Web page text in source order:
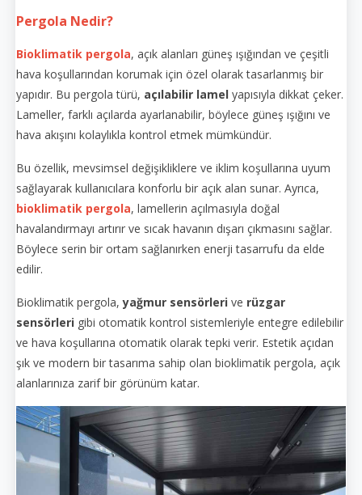
Pergola Nedir?
Bioklimatik pergola, açık alanları güneş ışığından ve çeşitli
hava koşullarından korumak için özel olarak tasarlanmış bir
yapıdır. Bu pergola türü, açılabilir lamel yapısıyla dikkat çeker.
Lameller, farklı açılarda ayarlanabilir, böylece güneş ışığını ve
hava akışını kolaylıkla kontrol etmek mümkündür.
Bu özellik, mevsimsel değişikliklere ve iklim koşullarına uyum
sağlayarak kullanıcılara konforlu bir açık alan sunar. Ayrıca,
bioklimatik pergola, lamellerin açılmasıyla doğal
havalandırmayı artırır ve sıcak havanın dışarı çıkmasını sağlar.
Böylece serin bir ortam sağlanırken enerji tasarrufu da elde
edilir.
Bioklimatik pergola,yağmur sensörleri ve rüzgar
sensörleri gibi otomatik kontrol sistemleriyle entegre edilebilir
ve hava koşullarına otomatik olarak tepki verir. Estetik açıdan
şık ve modern bir tasarıma sahip olan bioklimatik pergola, açık
alanlarınıza zarif bir görünüm katar.